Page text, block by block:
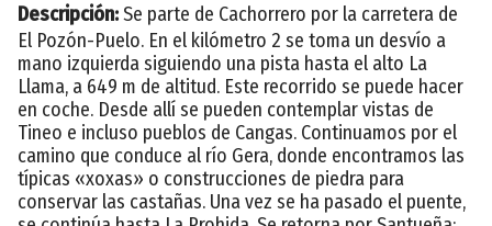
Descripción:Se parte de Cachorrero por la carretera de
El Pozón-Puelo. En el kilómetro 2 se toma un desvío a
mano izquierda siguiendo una pista hasta el alto La
Llama, a 649 m de altitud. Este recorrido se puede hacer
en coche. Desde allí se pueden contemplar vistas de
Tineo e incluso pueblos de Cangas. Continuamos por el
camino que conduce al río Gera, donde encontramos las
típicas «xoxas» o construcciones de piedra para
conservar las castañas. Una vez se ha pasado el puente,